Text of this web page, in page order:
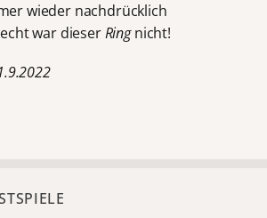
wieder nachdrücklich
war dieserRingnicht!